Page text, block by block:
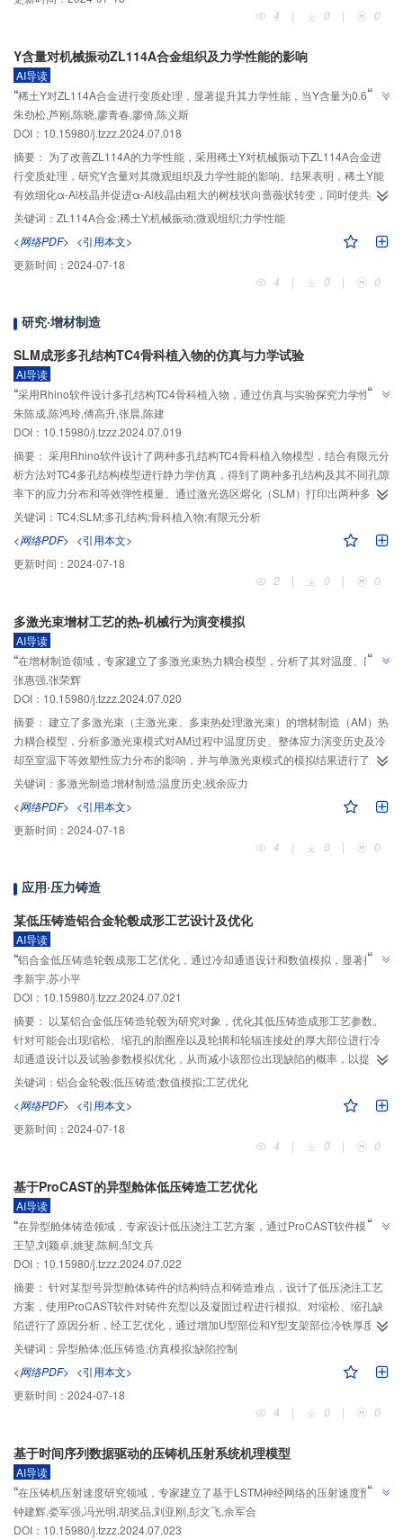
4
| 0 | 0
Y含量对机械振动ZL114A合金组织及力学性能的影响
AI导读
“稀土Y对ZL114A合金进行变质处理，显著提升其力学性能，当Y含量为0.6%
时，合金抗拉强度、伸长率及硬度达到最优。
”
朱劲松,芦刚,陈晓,廖青春,廖倚,陈义斯
DOI：10.15980/j.tzzz.2024.07.018
摘要： 为了改善ZL114A的力学性能，采用稀土Y对机械振动下ZL114A合金进
行变质处理，研究Y含量对其微观组织及力学性能的影响。结果表明，稀土Y能
有效细化α-Al枝晶并促进α-Al枝晶由粗大的树枝状向蔷薇状转变，同时使共晶
Si呈短棒状且均匀分布。随着Y含量增加，合金的抗拉强度、伸长率及硬度均呈
先增后减的趋势。当Y含量为0.6%时，合金的二次枝晶间距最小，为20.4 μm，
其抗拉强度、伸长率及硬度（HV）值最大，分别为370.92 MPa、6.8%和
91.08。当Y含量大于0.6%时，α-Al组织逐渐粗化，稀土相由较小的块状转变为
关键词： ZL114A合金;稀土Y;机械振动;微观组织;力学性能
<网络PDF> <引用本文>
更新时间： 2024-07-18
4
| 0 | 0
研究·增材制造
SLM成形多孔结构TC4骨科植入物的仿真与力学试验
AI导读
“采用Rhino软件设计多孔结构TC4骨科植入物，通过仿真与实验探究力学性
能，为骨科植入物设计提供新思路。
”
朱陈成,陈鸿玲,傅高升,张晨,陈建
DOI：10.15980/j.tzzz.2024.07.019
摘要： 采用Rhino软件设计了两种多孔结构TC4骨科植入物模型，结合有限元分
析方法对TC4多孔结构模型进行静力学仿真，得到了两种多孔结构及其不同孔隙
率下的应力分布和等效弹性模量。通过激光选区熔化（SLM）打印出两种多孔
结构TC4骨科植入物，进行准静态压缩试验和纳米压痕试验，探究了两种多孔结
构及其不同孔隙率下力学性能的差异性。仿真结果表明，两种多孔结构孔隙率
越大，平均应力越小。相同孔隙率下，规则多孔结构的平均应力、等效弹性模
量和渗透率均大于不规则多孔结构；规则多孔结构弹性模量为4.18~9.71 GPa，
不规则多孔结构的弹性模量为2.69~5.84 GPa，均满足人骨弹性模量范围。相同
结构，与仿真结果一致。
关键词： TC4;SLM;多孔结构;骨科植入物;有限元分析
<网络PDF> <引用本文>
更新时间： 2024-07-18
2
| 0 | 0
多激光束增材工艺的热-机械行为演变模拟
AI导读
“在增材制造领域，专家建立了多激光束热力耦合模型，分析了其对温度、应力
及等效塑性应力分布的影响，为提高制造质量提供解决方案。
”
张惠强,张荣辉
DOI：10.15980/j.tzzz.2024.07.020
摘要： 建立了多激光束（主激光束、多束热处理激光束）的增材制造（AM）热
力耦合模型，分析多激光束模式对AM过程中温度历史、整体应力演变历史及冷
却至室温下等效塑性应力分布的影响，并与单激光束模式的模拟结果进行了对
比。结果表明，不同激光模式下，熔覆层的温度历史、整体应力演变历史及等
效塑性应力分布均呈类似的趋势。随着后处理激光束数量的增加，峰值温度、
整体应力及等效塑性应力水平均有显著提升，更容易导致裂纹、断裂等现象发
生。
关键词： 多激光制造;增材制造;温度历史;残余应力
<网络PDF> <引用本文>
更新时间： 2024-07-18
4
| 0 | 0
应用·压力铸造
某低压铸造铝合金轮毂成形工艺设计及优化
AI导读
“铝合金低压铸造轮毂成形工艺优化，通过冷却通道设计和数值模拟，显著提升
良品率。”
”
李新宇,苏小平
DOI：10.15980/j.tzzz.2024.07.021
摘要： 以某铝合金低压铸造轮毂为研究对象，优化其低压铸造成形工艺参数。
针对可能会出现缩松、缩孔的胎圈座以及轮辋和轮辐连接处的厚大部位进行冷
却通道设计以及试验参数模拟优化，从而减小该部位出现缺陷的概率，以提高
良品率。利用ProCAST数值模拟结果作为评价指标，基于正交试验比对结果给
出优化工艺参数。结果表明，当浇注温度为680 ℃，模具温度为240 ℃，充型
压力为50 MPa，保压压力为80 MPa，保压时间为420 s时，铸件的缩松率明显
改善。基于此浇注条件设计多种冷却方案，通过对比，给出较优的生产方案。
关键词： 铝合金轮毂;低压铸造;数值模拟;工艺优化
<网络PDF> <引用本文>
更新时间： 2024-07-18
4
| 0 | 0
基于ProCAST的异型舱体低压铸造工艺优化
AI导读
“在异型舱体铸造领域，专家设计低压浇注工艺方案，通过ProCAST软件模拟，
优化工艺，成功避免缩松、缩孔缺陷，实现I类铸件要求。
”
王堃,刘颖卓,姚斐,陈舸,邹文兵
DOI：10.15980/j.tzzz.2024.07.022
摘要： 针对某型号异型舱体铸件的结构特点和铸造难点，设计了低压浇注工艺
方案，使用ProCAST软件对铸件充型以及凝固过程进行模拟。对缩松、缩孔缺
陷进行了原因分析，经工艺优化，通过增加U型部位和Y型支架部位冷铁厚度，
避免了缩松、缩孔缺陷的产生，实现了舱体的铸造成形，使舱体达到了I类铸件
关键词： 异型舱体;低压铸造;仿真模拟;缺陷控制
<网络PDF> <引用本文>
更新时间： 2024-07-18
4
| 0 | 0
基于时间序列数据驱动的压铸机压射系统机理模型
AI导读
“在压铸机压射速度研究领域，专家建立了基于LSTM神经网络的压射速度预测
模型，为提高压铸机性能提供解决方案。”
”
钟建辉,娄军强,冯光明,胡奖品,刘亚刚,彭文飞,余军合
DOI：10.15980/j.tzzz.2024.07.023